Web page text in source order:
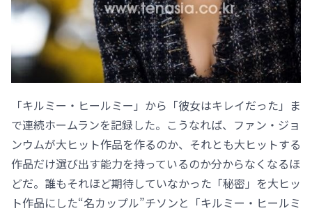
「キルミー・ヒールミー」から「彼女はキレイだった」ま
で連続ホームランを記録した。こうなれば、ファン・ジョ
ンウムが大ヒット作品を作るのか、それとも大ヒットする
作品だけ選び出す能力を持っているのか分からなくなるほ
どだ。誰もそれほど期待していなかった「秘密」を大ヒッ
ト作品にした“名カップル”チソンと「キルミー・ヒールミ